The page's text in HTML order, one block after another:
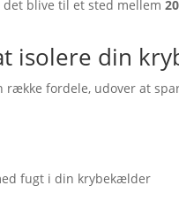
det blive til et sted mellem
isolere din
fordele, udover at
fugt i din krybekælder